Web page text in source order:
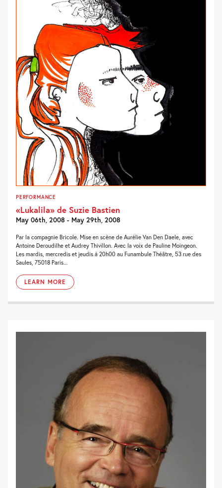
PERFORMANCE
«Lukalila» de Suzie Bastien
May 06th, 2008 - May 29th, 2008
Par la compagnie Bricole. Mise en scène de Aurélie Van Den Daele, avec
Antoine Deroudilhe et Audrey Thivillon. Avec la voix de Pauline Moingeon.
Les mardis, mercredis et jeudis à 20h00 au Funambule Théâtre, 53 rue des
Saules, 75018 Paris...
LEARN MORE